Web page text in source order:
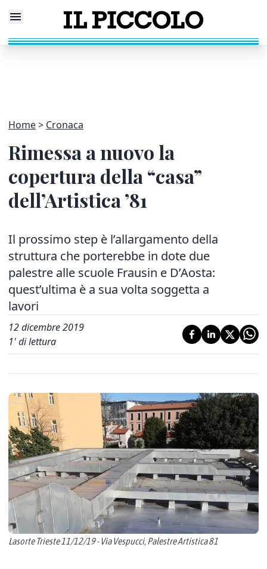
Home Cronaca
Rimessa a nuovo la
copertura della “casa”
dell’Artistica ’81
Il prossimo step è l’allargamento della
struttura che porterebbe in dote due
palestre alle scuole Frausin e D’Aosta:
quest’ultima è a sua volta soggetta a
lavori
12 dicembre 2019
1' di lettura
Lasorte Trieste 11/12/19 - Via Vespucci, Palestre Artistica 81